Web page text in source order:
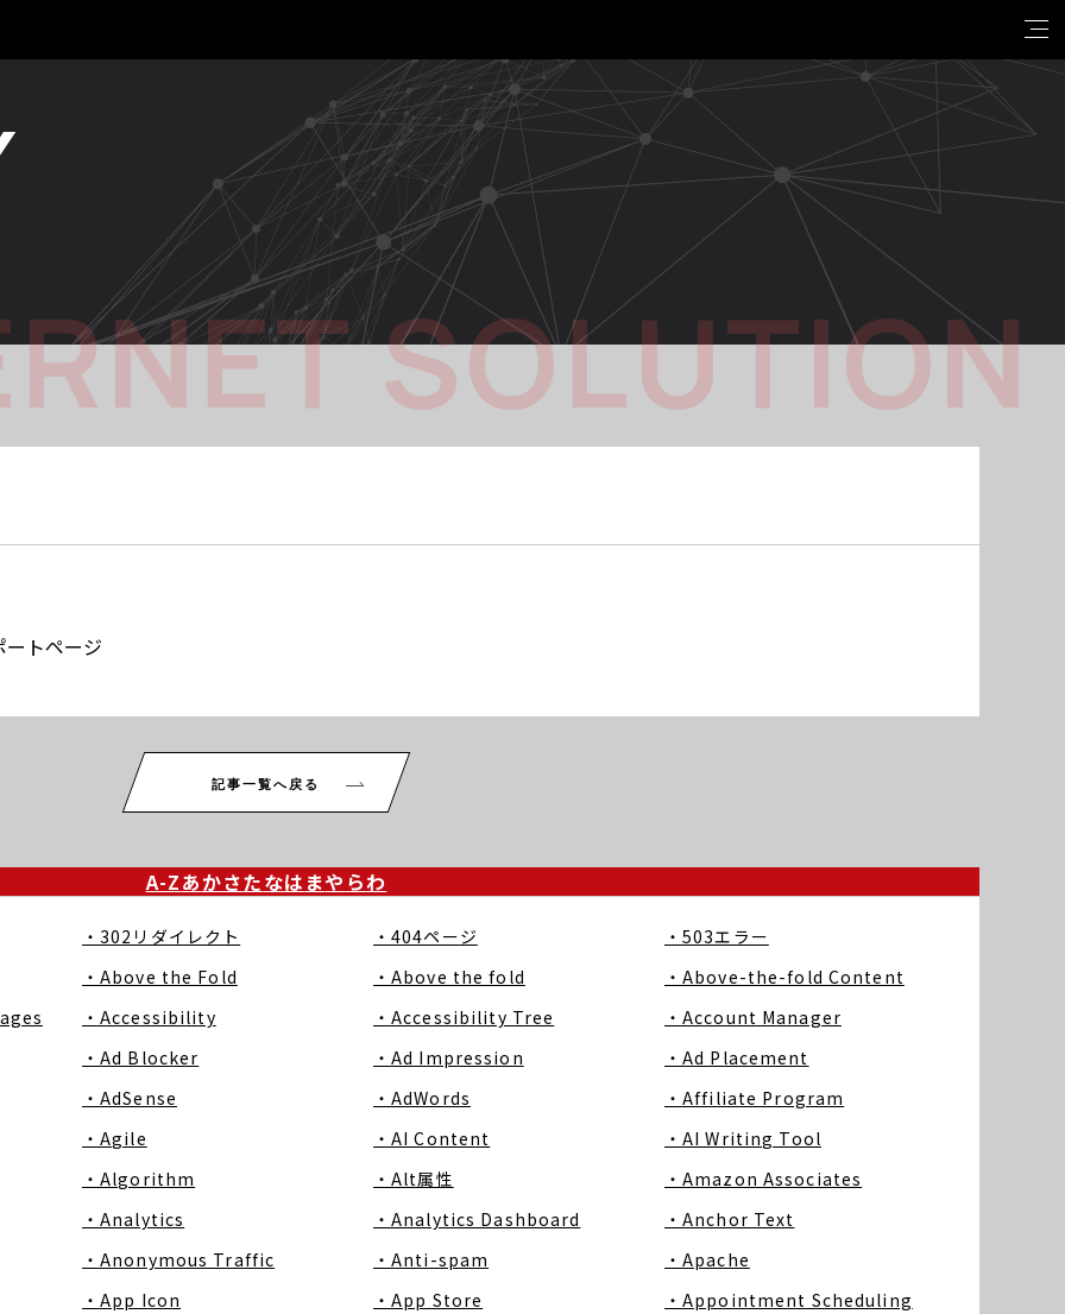
SOLUTION
トページ
記事一覧へ戻る
A-Zあかさたなは まや らわ
・302リダイレクト ・404ページ
・503エラー
・Above the Fold
・Above the fold
・Above-the-fold Content
・Accessibility ・Accessibility Tree
・Account Manager
・Ad Blocker
・Ad Impression
・Ad Placement
・AdSense
・AdWords
・Affiliate Program
・Agile
・AI Content
・AI Writing Tool
・Algorithm
・Alt属性
・Amazon Associates
・Analytics
・Analytics Dashboard
・Anchor Text
・Anonymous Traffic
・Anti-spam
・Apache
・App Icon
・App Store
・Appointment Scheduling